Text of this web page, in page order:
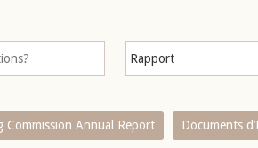
Commission Annual Report Documents